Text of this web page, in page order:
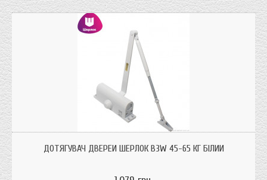
кольору з сертифікатом якості.
ДОТЯГУВАЧ ДВЕРЕЙ ШЕРЛОК B3W 45-65 КГ БІЛИЙ